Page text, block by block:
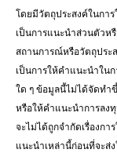
โดยมีวัตถุประสงค์ในกา
เป็นการแนะนำส่วนตัวห
สถานการณ์หรือวัตถุปร
เป็นการให้คำแนะนำใน
ใด ๆ ข้อมูลนี้ไม่ได้จัดทำ
หรือให้คำแนะนำการลง
จะไม่ได้ถูกจำกัดเรื่องก
แนะนำเหล่านี้ก่อนที่จะส่